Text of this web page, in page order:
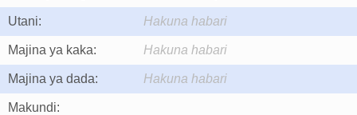
Utani: Hakuna habari
Majina ya kaka: Hakuna habari
Majina ya dada: Hakuna habari
Makundi: